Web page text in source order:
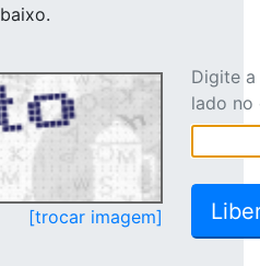
[trocar imagem]
Digite
lado no